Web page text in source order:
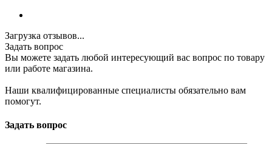
Загрузка отзывов...
Задать вопрос
Вы можете задать любой интересующий вас вопрос по товару
или работе магазина.
Наши квалифицированные специалисты обязательно вам
помогут.
Задать вопрос